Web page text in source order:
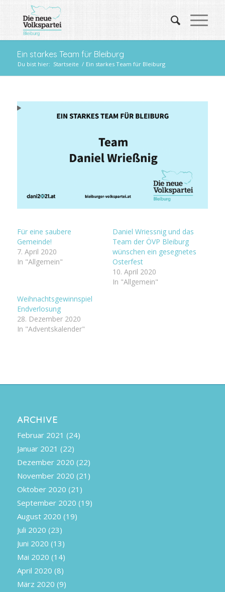
Ein starkes Team für Bleiburg
Du bist hier: Startseite / Ein starkes Team für Bleiburg
Für eine saubere
Gemeinde!
7. April 2020
In "Allgemein"
Daniel Wriessnig und das
Team der ÖVP Bleiburg
wünschen ein gesegnetes
Osterfest
10. April 2020
In "Allgemein"
Weihnachtsgewinnspiel
Endverlosung
28. Dezember 2020
In "Adventskalender"
ARCHIVE
Februar 2021 (24)
Januar 2021 (22)
Dezember 2020 (22)
November 2020 (21)
Oktober 2020 (21)
September 2020 (19)
August 2020 (19)
Juli 2020 (23)
Juni 2020 (13)
Mai 2020 (14)
April 2020 (8)
März 2020 (9)